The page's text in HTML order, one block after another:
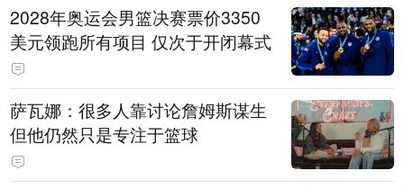
2028年奥运会男篮决赛票价3350
美元领跑所有项目 仅次于开闭幕式
萨瓦娜：很多人靠讨论詹姆斯谋生
但他仍然只是专注于篮球